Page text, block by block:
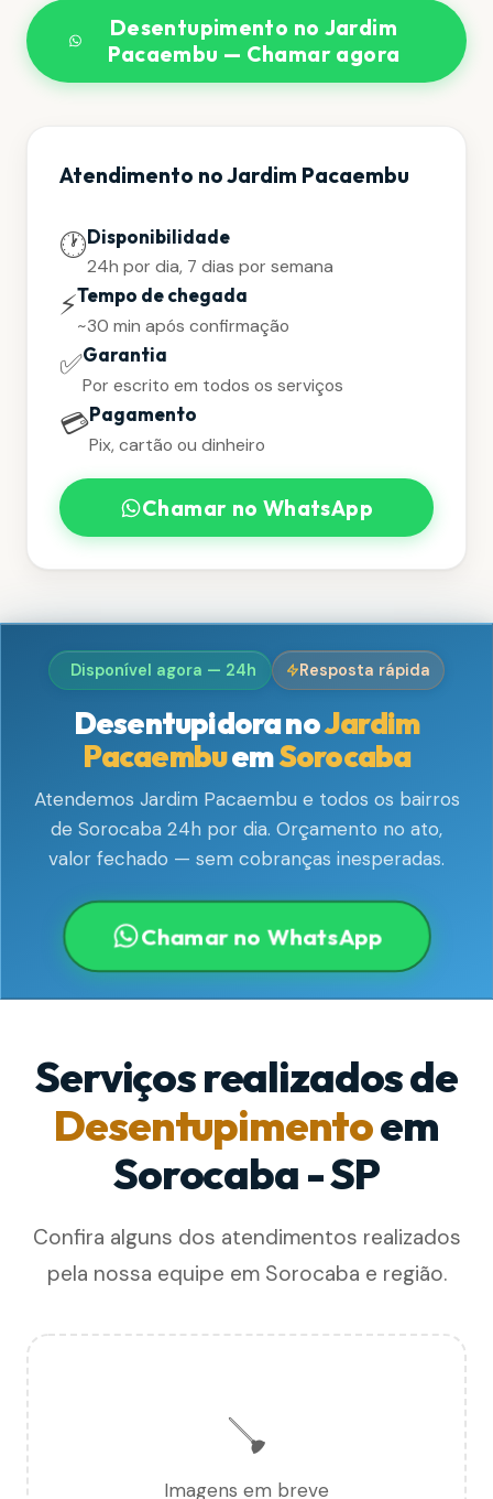
Desentupimento no Jardim
Pacaembu — Chamar agora
Atendimento no Jardim Pacaembu
🕐Disponibilidade
24h por dia, 7 dias por semana
⚡Tempo de chegada
~30 min após confirmação
✅Garantia
Por escrito em todos os serviços
💳Pagamento
Pix, cartão ou dinheiro
Chamar no WhatsApp
Disponível agora — 24h Resposta rápida
Desentupidora noJardim
PacaembuemSorocaba
Atendemos Jardim Pacaembu e todos os bairros
de Sorocaba 24h por dia. Orçamento no ato,
valor fechado — sem cobranças inesperadas.
Chamar no WhatsApp
Serviços realizados de
Desentupimentoem
Sorocaba - SP
Confira alguns dos atendimentos realizados
pela nossa equipe em Sorocaba e região.
🪠
Imagens em breve